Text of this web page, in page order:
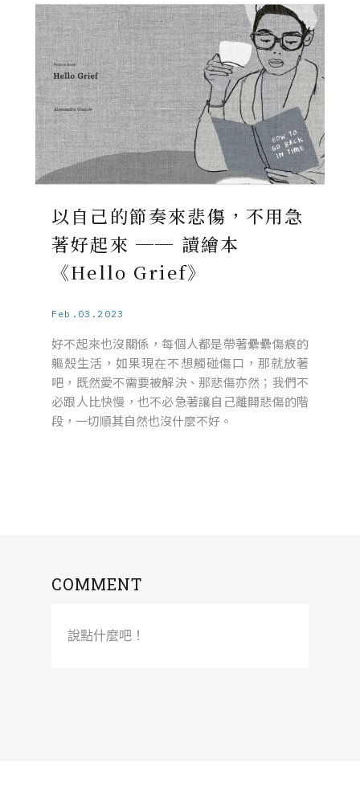
以自己的節奏來悲傷，不用急
著好起來 ── 讀繪本
《Hello Grief》
Feb.03.2023
好不起來也沒關係，每個人都是帶著纍纍傷痕的
軀殼生活，如果現在不想觸碰傷口，那就放著
吧，既然愛不需要被解決、那悲傷亦然；我們不
必跟人比快慢，也不必急著讓自己離開悲傷的階
段，一切順其自然也沒什麼不好。
COMMENT
說點什麼吧！